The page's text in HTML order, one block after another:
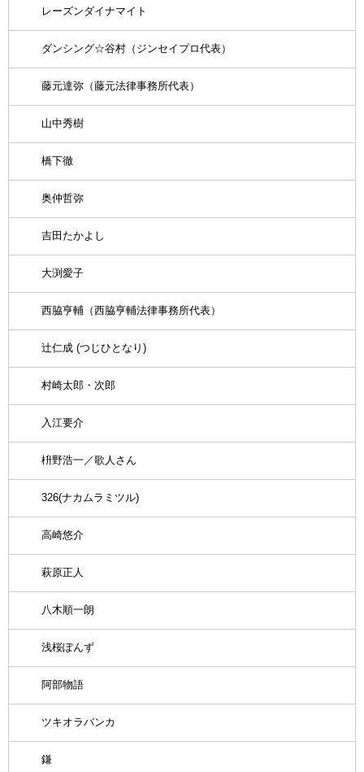
レーズンダイナマイト
ダンシング☆谷村（ジンセイプロ代表）
藤元達弥（藤元法律事務所代表）
山中秀樹
橋下徹
奥仲哲弥
吉田たかよし
大渕愛子
西脇亨輔（西脇亨輔法律事務所代表）
辻仁成 (つじひとなり)
村崎太郎・次郎
入江要介
枡野浩一／歌人さん
326(ナカムラミツル)
高崎悠介
萩原正人
八木順一朗
浅桜ぽんず
阿部物語
ツキオラバンカ
鎌